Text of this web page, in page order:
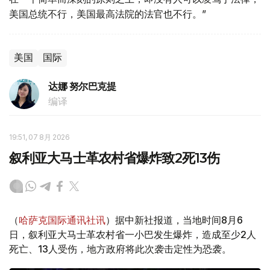
美国总统不行，美国最高法院的法官也不行。”
美国 国际
达娜 努尔巴克提
编译
19:51, 07 8月 2026
叙利亚大马士革农村省爆炸致2死13伤
（哈萨克国际通讯社讯）据中新社报道，当地时间8月6
日，叙利亚大马士革农村省一小巴发生爆炸，造成至少2人
死亡、13人受伤，地方政府将此次袭击定性为恐袭。